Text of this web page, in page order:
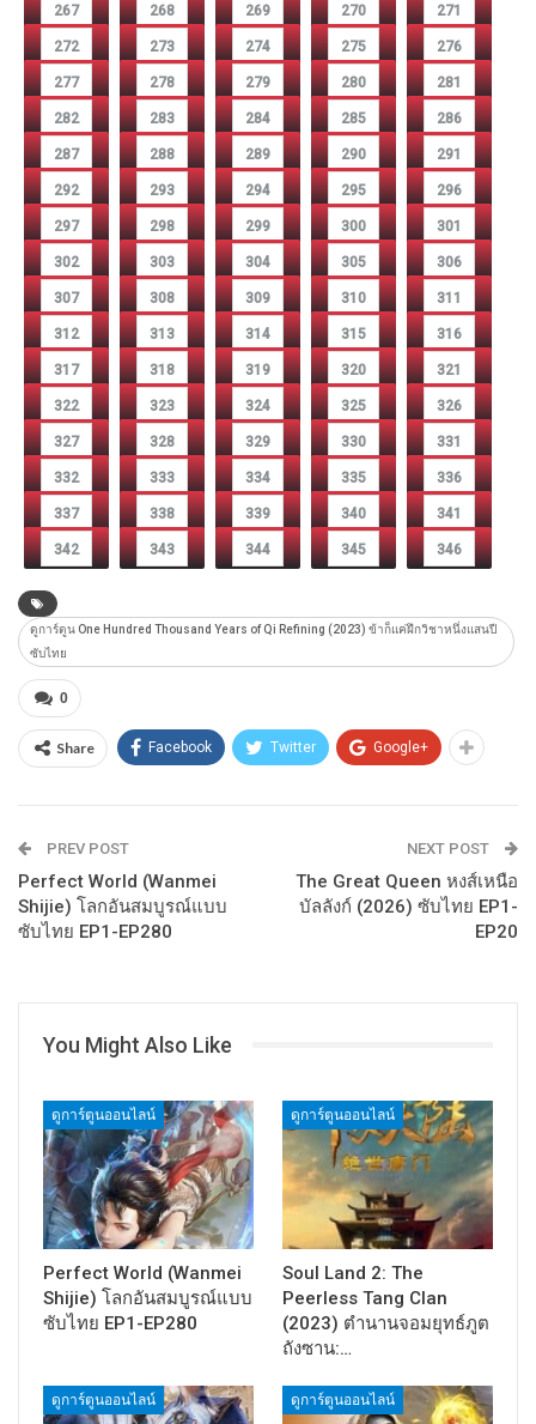
267 268 269 270 271
272 273 274 275 276
277 278 279 280 281
282 283 284 285 286
287 288 289 290 291
292 293 294 295 296
297 298 299 300 301
302 303 304 305 306
307 308 309 310 311
312 313 314 315 316
317 318 319 320 321
322 323 324 325 326
327 328 329 330 331
332 333 334 335 336
337 338 339 340 341
342 343 344 345 346
ดูการ์ตูน One Hundred Thousand Years of Qi Refining (2023) ข้าก็แค่ฝึกวิชาหนึ่งแสนปี
ซับไทย
0
Share Facebook Twitter Google+
PREV POST
Perfect World (Wanmei
Shijie) โลกอันสมบูรณ์แบบ
ซับไทย EP1-EP280
NEXT POST
The Great Queen หงส์เหนือ
บัลลังก์ (2026) ซับไทย EP1-
EP20
You Might Also Like
ดูการ์ตูนออนไลน์
Perfect World (Wanmei
Shijie) โลกอันสมบูรณ์แบบ
ซับไทย EP1-EP280
ดูการ์ตูนออนไลน์
Soul Land 2: The
Peerless Tang Clan
(2023) ตำนานจอมยุทธ์ภูต
ถังซาน:…
ดูการ์ตูนออนไลน์ ดูการ์ตูนออนไลน์